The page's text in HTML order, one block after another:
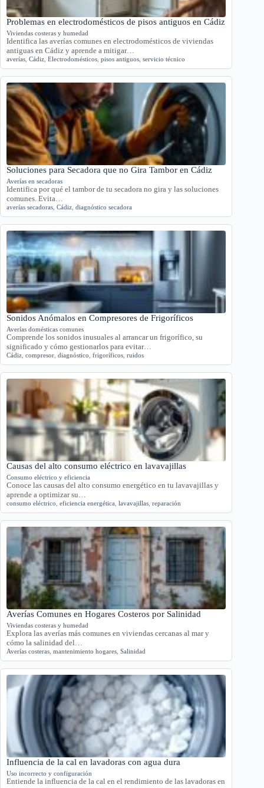
Problemas en electrodomésticos de pisos antiguos en Cádiz
Viviendas costeras y humedad
Identifica las averías comunes en electrodomésticos de viviendas
antiguas en Cádiz y aprende a mitigar…
averías Cádiz Electrodomésticos pisos antiguos servicio técnico
Soluciones para Secadora que no Gira Tambor en Cádiz
Averías en secadoras
Identifica por qué el tambor de tu secadora no gira y las soluciones
comunes. Evita…
averías secadoras Cádiz diagnóstico secadora
Sonidos Anómalos en Compresores de Frigoríficos
Averías domésticas comunes
Comprende los sonidos inusuales al arrancar un frigorífico, su
significado y cómo gestionarlos para evitar…
Cádiz compresor diagnóstico frigoríficos ruidos
Causas del alto consumo eléctrico en lavavajillas
Consumo eléctrico y eficiencia
Conoce las causas del alto consumo energético en tu lavavajillas y
aprende a optimizar su…
consumo eléctrico eficiencia energética lavavajillas reparación
Averías Comunes en Hogares Costeros por Salinidad
Viviendas costeras y humedad
Explora las averías más comunes en viviendas cercanas al mar y
cómo la salinidad del…
Averías costeras mantenimiento hogares Salinidad
Influencia de la cal en lavadoras con agua dura
Uso incorrecto y configuración
Entiende la influencia de la cal en el rendimiento de las lavadoras en